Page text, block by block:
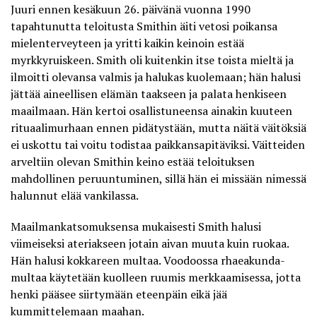
Juuri ennen kesäkuun 26. päivänä vuonna 1990
tapahtunutta teloitusta Smithin äiti vetosi poikansa
mielenterveyteen ja yritti kaikin keinoin estää
myrkkyruiskeen. Smith oli kuitenkin itse toista mieltä ja
ilmoitti olevansa valmis ja halukas kuolemaan; hän halusi
jättää aineellisen elämän taakseen ja palata henkiseen
maailmaan. Hän kertoi osallistuneensa ainakin kuuteen
rituaalimurhaan ennen pidätystään, mutta näitä väitöksiä
ei uskottu tai voitu todistaa paikkansapitäviksi. Väitteiden
arveltiin olevan Smithin keino estää teloituksen
mahdollinen peruuntuminen, sillä hän ei missään nimessä
halunnut elää vankilassa.
Maailmankatsomuksensa mukaisesti Smith halusi
viimeiseksi ateriakseen jotain aivan muuta kuin ruokaa.
Hän halusi kokkareen multaa. Voodoossa rhaeakunda-
multaa käytetään kuolleen ruumis merkkaamisessa, jotta
henki pääsee siirtymään eteenpäin eikä jää
kummittelemaan maahan.